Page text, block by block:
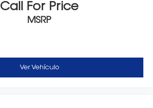
Call For Price
MSRP
Ver Vehículo